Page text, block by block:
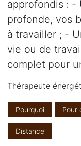
approfondis : -
profonde, vos
à travailler ; -
vie ou de
complet pour
Thérapeute
Pourquoi Pour
Distance